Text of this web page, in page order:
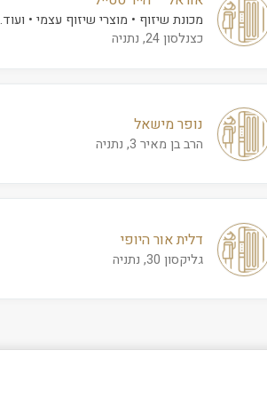
מכונת שיזוף מוצרי שיזוף עצמי
כצנלסון 24, נתניה
נופר מישאל
הרב בן מאיר 3, נתניה
דלית אור היופי
גליקסון 30, נתניה